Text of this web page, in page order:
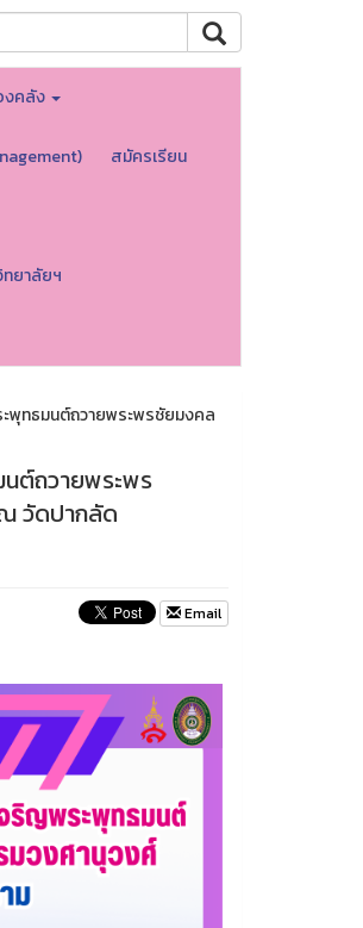
งคลัง
สมัครเรียน
ยาลัยฯ
พุทธมนต์ถวายพระพรชัยมงคล
นต์ถวายพระพร
วัดปากลัด
Email